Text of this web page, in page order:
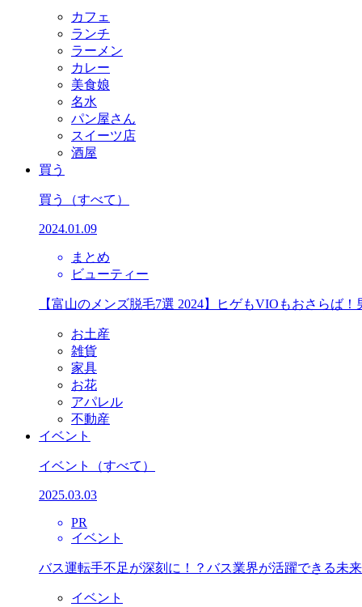
カフェ
ランチ
ラーメン
カレー
美食娘
名水
パン屋さん
スイーツ店
酒屋
買う
買う （すべて）
2024.01.09
まとめ
ビューティー
【富山のメンズ脱毛7選 2024】ヒゲもVIOもおさらば
お土産
雑貨
家具
お花
アパレル
不動産
イベント
イベント （すべて）
2025.03.03
PR
イベント
バス運転手不足が深刻に！？バス業界が活躍できる未
イベント